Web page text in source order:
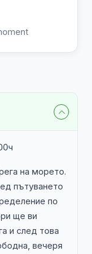
на морето.
пътуването
по
ще ви
и след това
вечеря